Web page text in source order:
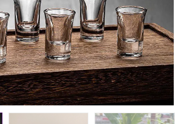
Ngày hết hạn:
Điều kiện: